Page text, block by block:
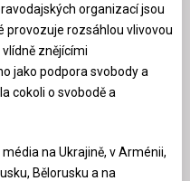
organizací jsou
provozuje rozsáhlou vlivovou
znějícími
jako podpora svobody a
cokoli o svobodě a
na Ukrajině, v Arménii,
Bělorusku a na